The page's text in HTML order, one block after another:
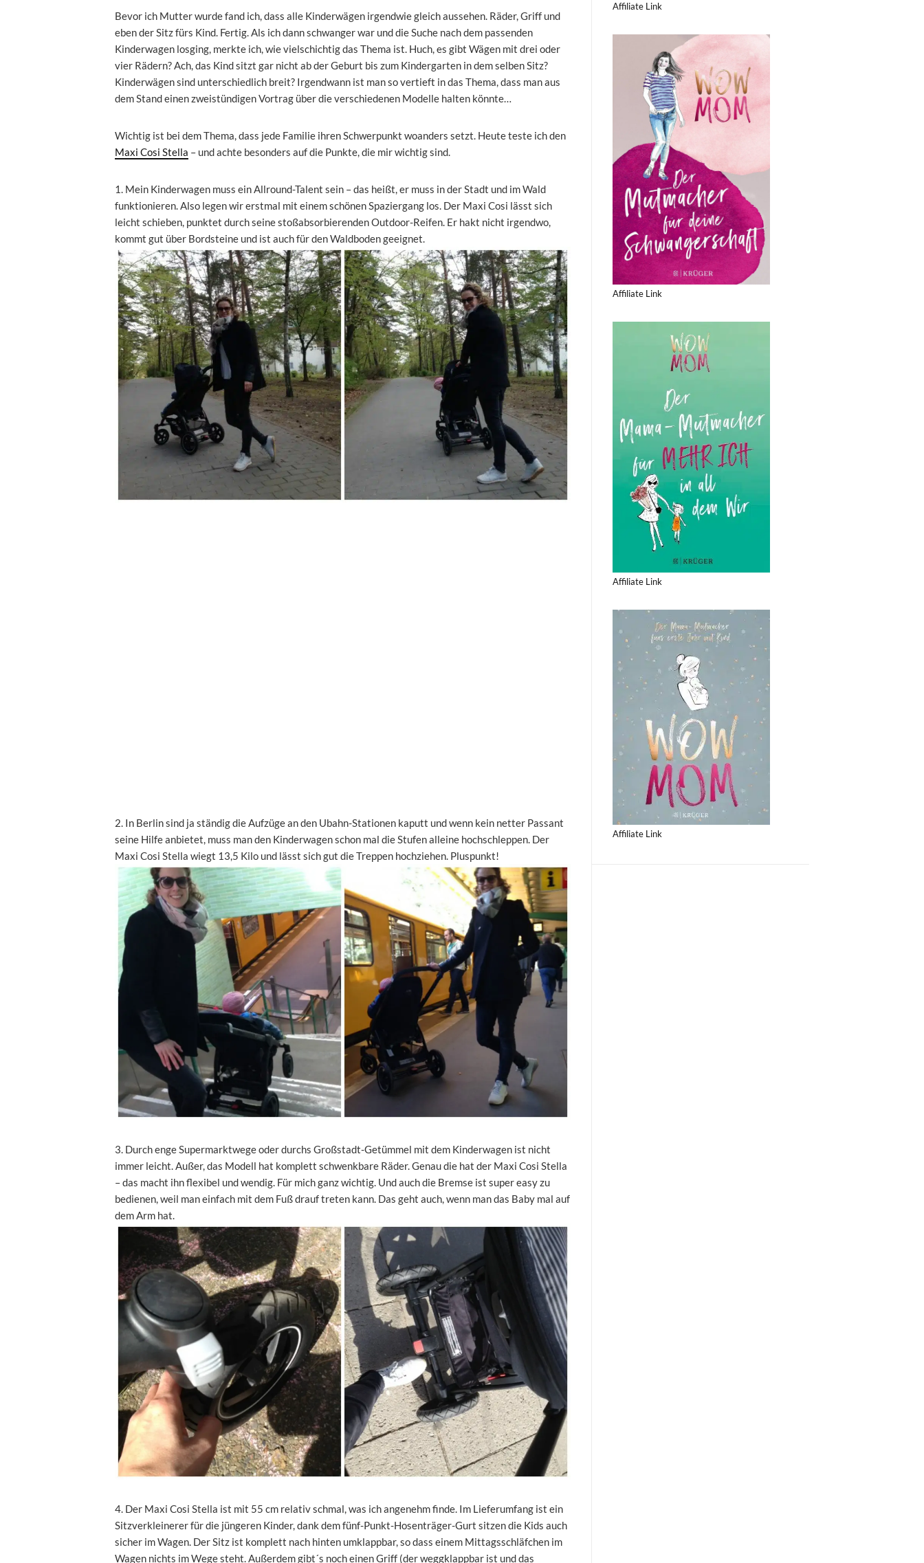
Bevor ich Mutter wurde fand ich, dass alle Kinderwägen irgendwie gleich aussehen. Räder, Griff und
eben der Sitz fürs Kind. Fertig. Als ich dann schwanger war und die Suche nach dem passenden
Kinderwagen losging, merkte ich, wie vielschichtig das Thema ist. Huch, es gibt Wägen mit drei oder
vier Rädern? Ach, das Kind sitzt gar nicht ab der Geburt bis zum Kindergarten in dem selben Sitz?
Kinderwägen sind unterschiedlich breit? Irgendwann ist man so vertieft in das Thema, dass man aus
dem Stand einen zweistündigen Vortrag über die verschiedenen Modelle halten könnte…
Wichtig ist bei dem Thema, dass jede Familie ihren Schwerpunkt woanders setzt. Heute teste ich den
Maxi Cosi Stella – und achte besonders auf die Punkte, die mir wichtig sind.
1. Mein Kinderwagen muss ein Allround-Talent sein – das heißt, er muss in der Stadt und im Wald
funktionieren. Also legen wir erstmal mit einem schönen Spaziergang los. Der Maxi Cosi lässt sich
leicht schieben, punktet durch seine stoßabsorbierenden Outdoor-Reifen. Er hakt nicht irgendwo,
kommt gut über Bordsteine und ist auch für den Waldboden geeignet.
2. In Berlin sind ja ständig die Aufzüge an den Ubahn-Stationen kaputt und wenn kein netter Passant
seine Hilfe anbietet, muss man den Kinderwagen schon mal die Stufen alleine hochschleppen. Der
Maxi Cosi Stella wiegt 13,5 Kilo und lässt sich gut die Treppen hochziehen. Pluspunkt!
3. Durch enge Supermarktwege oder durchs Großstadt-Getümmel mit dem Kinderwagen ist nicht
immer leicht. Außer, das Modell hat komplett schwenkbare Räder. Genau die hat der Maxi Cosi Stella
– das macht ihn flexibel und wendig. Für mich ganz wichtig. Und auch die Bremse ist super easy zu
bedienen, weil man einfach mit dem Fuß drauf treten kann. Das geht auch, wenn man das Baby mal auf
dem Arm hat.
4. Der Maxi Cosi Stella ist mit 55 cm relativ schmal, was ich angenehm finde. Im Lieferumfang ist ein
Sitzverkleinerer für die jüngeren Kinder, dank dem fünf-Punkt-Hosenträger-Gurt sitzen die Kids auch
sicher im Wagen. Der Sitz ist komplett nach hinten umklappbar, so dass einem Mittagsschläfchen im
Wagen nichts im Wege steht. Außerdem gibt´s noch einen Griff (der weggklappbar ist und das
Affiliate Link
Affiliate Link
Affiliate Link
Affiliate Link